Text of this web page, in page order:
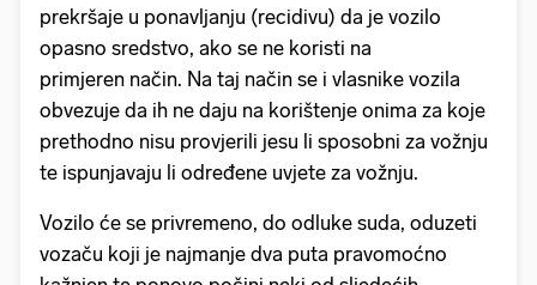
prekršaje u ponavljanju (recidivu) da je vozilo
opasno sredstvo, ako se ne koristi na
primjeren način. Na taj način se i vlasnike vozila
obvezuje da ih ne daju na korištenje onima za koje
prethodno nisu provjerili jesu li sposobni za vožnju
te ispunjavaju li određene uvjete za vožnju.
Vozilo će se privremeno, do odluke suda, oduzeti
vozaču koji je najmanje dva puta pravomoćno